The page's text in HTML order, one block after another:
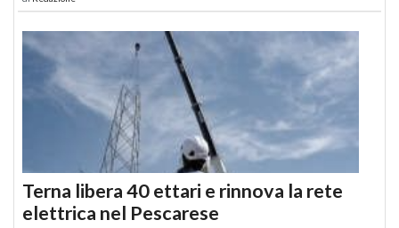
Terna libera 40 ettari e rinnova la rete
elettrica nel Pescarese